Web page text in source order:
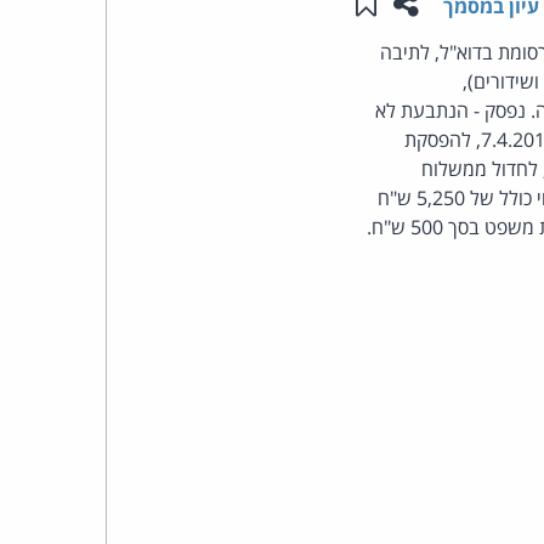
עיון במסמך
בדוא"ל, לתיבה
התקשורת (בזק ושידורים),
נפסק - הנתבעת לא
התייצבה לדיון שנערך בתובענה. במעמד הדיון, הציג התובע הודעת דוא"ל ששלח לנתבעת ביום 7.4.2010, להפסקת
במפורש, לחדול ממשלוח
הפרסומות, ועל-מנת לעודד את אכיפת החוק ואת מימוש זכויות הנפגע, תשלם הנתבעת לתובע פיצוי כולל של 5,250 ש"ח